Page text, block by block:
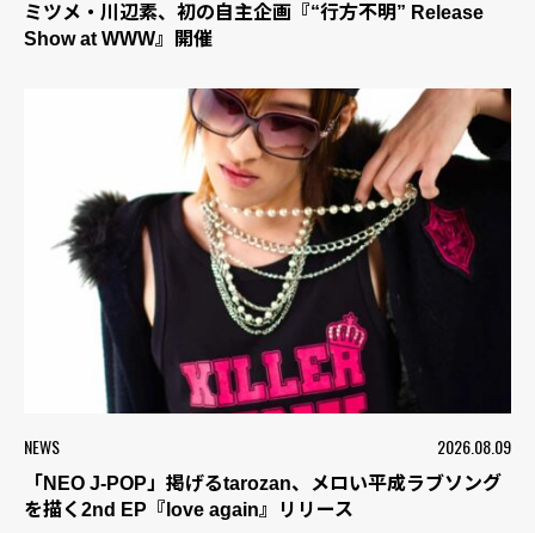
ミツメ・川辺素、初の自主企画『“行方不明” Release
Show at WWW』開催
NEWS 2026.08.09
「NEO J-POP」掲げるtarozan、メロい平成ラブソング
を描く2nd EP『love again』リリース